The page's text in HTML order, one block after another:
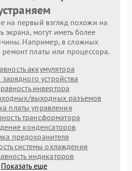
на первый взгляд похожи на
экрана, могут иметь более
Например, в сложных
ремонт платы или процессора.
аккумулятора
устройства
инвертора
выходных разъемов
платы управления
трансформатора
конденсаторов
предохранителя
системы охлаждения
индикаторов
Показать еще